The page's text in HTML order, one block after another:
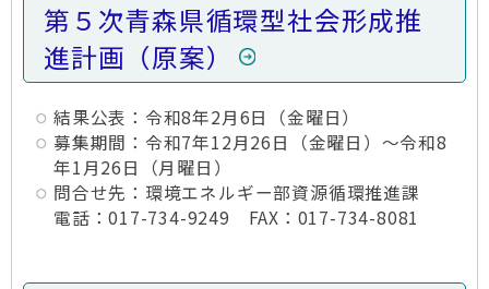
第５次青森県循環型社会形成推
進計画（原案）
結果公表：令和8年2月6日（金曜日）
募集期間：令和7年12月26日（金曜日）～令和8
年1月26日（月曜日）
問合せ先：環境エネルギー部資源循環推進課
電話：017-734-9249 FAX：017-734-8081